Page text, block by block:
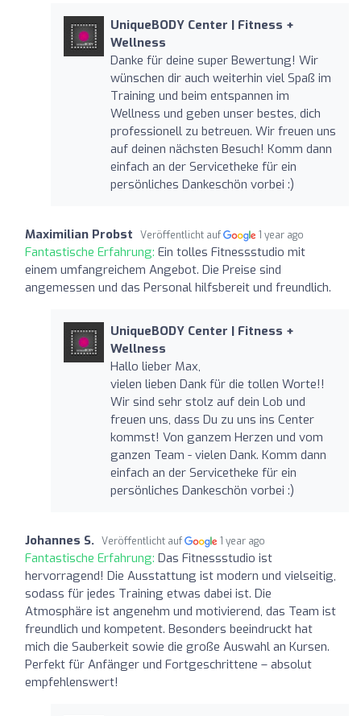
UniqueBODY Center | Fitness +
Wellness
Danke für deine super Bewertung! Wir
wünschen dir auch weiterhin viel Spaß im
Training und beim entspannen im
Wellness und geben unser bestes, dich
professionell zu betreuen. Wir freuen uns
auf deinen nächsten Besuch! Komm dann
einfach an der Servicetheke für ein
persönliches Dankeschön vorbei :)
Maximilian Probst Veröffentlicht auf 1 year ago
Fantastische Erfahrung: Ein tolles Fitnessstudio mit
einem umfangreichem Angebot. Die Preise sind
angemessen und das Personal hilfsbereit und freundlich.
UniqueBODY Center | Fitness +
Wellness
Hallo lieber Max,
vielen lieben Dank für die tollen Worte!!
Wir sind sehr stolz auf dein Lob und
freuen uns, dass Du zu uns ins Center
kommst! Von ganzem Herzen und vom
ganzen Team - vielen Dank. Komm dann
einfach an der Servicetheke für ein
persönliches Dankeschön vorbei :)
Johannes S. Veröffentlicht auf 1 year ago
Fantastische Erfahrung: Das Fitnessstudio ist
hervorragend! Die Ausstattung ist modern und vielseitig,
sodass für jedes Training etwas dabei ist. Die
Atmosphäre ist angenehm und motivierend, das Team ist
freundlich und kompetent. Besonders beeindruckt hat
mich die Sauberkeit sowie die große Auswahl an Kursen.
Perfekt für Anfänger und Fortgeschrittene – absolut
empfehlenswert!